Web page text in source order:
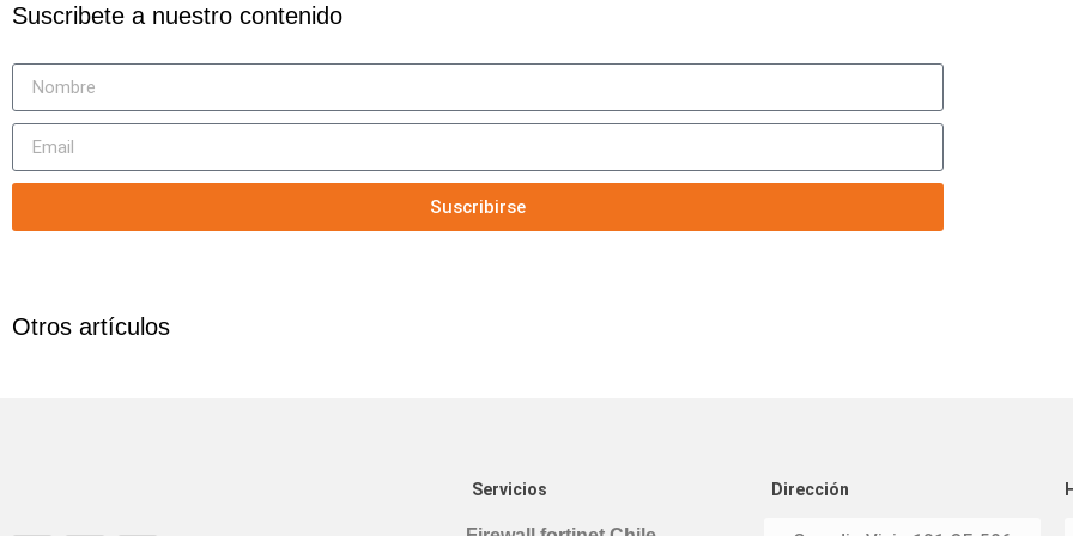
Suscribete a nuestro contenido
Suscribirse
Otros artículos
Servicios Dirección